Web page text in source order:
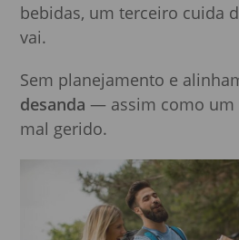
bebidas, um terceiro cuida
vai.
Sem planejamento e
desanda — assim como um
mal gerido.